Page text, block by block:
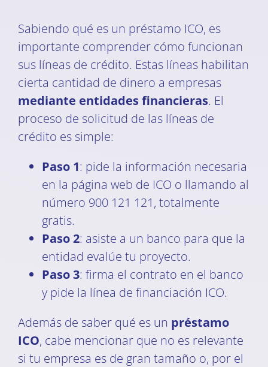
Sabiendo qué es un préstamo ICO, es
importante comprender cómo funcionan
sus líneas de crédito. Estas líneas habilitan
cierta cantidad de dinero a empresas
mediante entidades financieras. El
proceso de solicitud de las líneas de
crédito es simple:
Paso 1: pide la información necesaria
en la página web de ICO o llamando al
número 900 121 121, totalmente
gratis.
Paso 2: asiste a un banco para que la
entidad evalúe tu proyecto.
Paso 3: firma el contrato en el banco
y pide la línea de financiación ICO.
Además de saber qué es un préstamo
ICO, cabe mencionar que no es relevante
si tu empresa es de gran tamaño o, por el